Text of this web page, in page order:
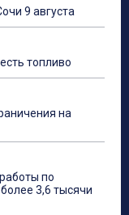
9 августа
топливо
на
по
3,6 тысячи